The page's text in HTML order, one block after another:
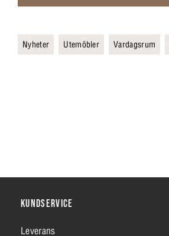
Nyheter Utemöbler Vardagsrum
KUNDSERVICE
Leverans